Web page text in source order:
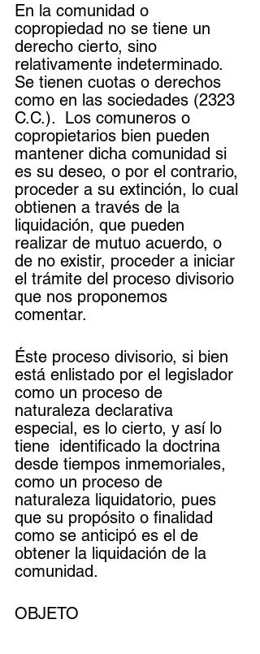
En la comunidad o
copropiedad no se tiene un
derecho cierto, sino
relativamente indeterminado.
Se tienen cuotas o derechos
como en las sociedades (2323
C.C.).  Los comuneros o
copropietarios bien pueden
mantener dicha comunidad si
es su deseo, o por el contrario,
proceder a su extinción, lo cual
obtienen a través de la
liquidación, que pueden
realizar de mutuo acuerdo, o
de no existir, proceder a iniciar
el trámite del proceso divisorio
que nos proponemos
comentar.
Éste proceso divisorio, si bien
está enlistado por el legislador
como un proceso de
naturaleza declarativa
especial, es lo cierto, y así lo
tiene  identificado la doctrina
desde tiempos inmemoriales,
como un proceso de
naturaleza liquidatorio, pues
que su propósito o finalidad
como se anticipó es el de
obtener la liquidación de la
comunidad.
OBJETO